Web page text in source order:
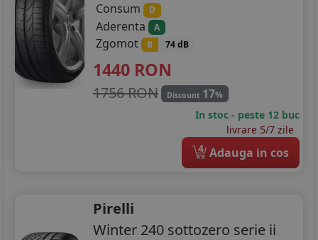
Consum
D
Aderenta A
Zgomot B 74 dB
1440 RON
1756 RON Discount 17%
In stoc - peste 12 buc
livrare 5/7 zile
4 Adauga in cos
Pirelli
Winter 240 sottozero serie ii